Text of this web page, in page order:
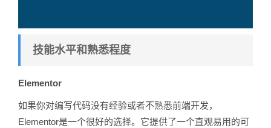
技能水平和熟悉程度
Elementor
如果你对编写代码没有经验或者不熟悉前端开发，
Elementor是一个很好的选择。它提供了一个直观易用的可